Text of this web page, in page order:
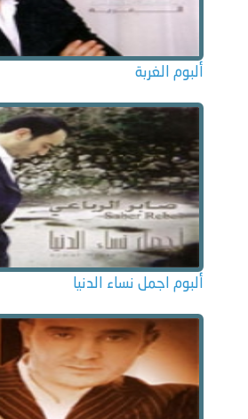
ألبوم الغربة
ألبوم اجمل نساء الدنيا